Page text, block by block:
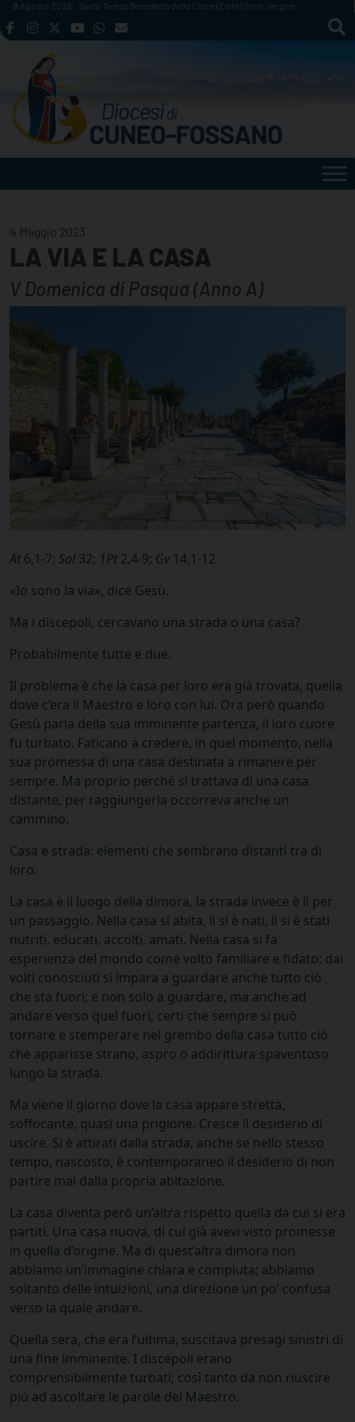
Skip
to
9 Agosto 2026 Santa Teresa Benedetta della Croce (Edith) Stein, vergine
4 Maggio 2023
LA VIA E LA CASA
V Domenica di Pasqua (Anno A)
At6,1-7; Sal 32; 1Pt2,4-9; Gv 14,1-12
«Io sono la via», dice Gesù.
Ma i discepoli, cercavano una strada o una casa?
Probabilmente tutte e due.
Il problema è che la casa per loro era già trovata, quella
dove c’era il Maestro e loro con lui. Ora però quando
Gesù parla della sua imminente partenza, il loro cuore
fu turbato. Faticano a credere, in quel momento, nella
sua promessa di una casa destinata a rimanere per
sempre. Ma proprio perché si trattava di una casa
distante, per raggiungerla occorreva anche un
cammino.
Casa e strada: elementi che sembrano distanti tra di
loro.
La casa è il luogo della dimora, la strada invece è lì per
un passaggio. Nella casa si abita, lì si è nati, lì si è stati
nutriti, educati, accolti, amati. Nella casa si fa
esperienza del mondo come volto familiare e fidato: dai
volti conosciuti si impara a guardare anche tutto ciò
che sta fuori; e non solo a guardare, ma anche ad
andare verso quel fuori, certi che sempre si può
tornare e stemperare nel grembo della casa tutto ciò
che apparisse strano, aspro o addirittura spaventoso
lungo la strada.
Ma viene il giorno dove la casa appare stretta,
soffocante, quasi una prigione. Cresce il desiderio di
uscire. Si è attirati dalla strada, anche se nello stesso
tempo, nascosto, è contemporaneo il desiderio di non
partire mai dalla propria abitazione.
La casa diventa però un’altra rispetto quella da cui si era
partiti. Una casa nuova, di cui già avevi visto promesse
in quella d’origine. Ma di quest’altra dimora non
abbiamo un’immagine chiara e compiuta; abbiamo
soltanto delle intuizioni, una direzione un po’ confusa
verso la quale andare.
Quella sera, che era l’ultima, suscitava presagi sinistri di
una fine imminente. I discepoli erano
comprensibilmente turbati; così tanto da non riuscire
più ad ascoltare le parole del Maestro.